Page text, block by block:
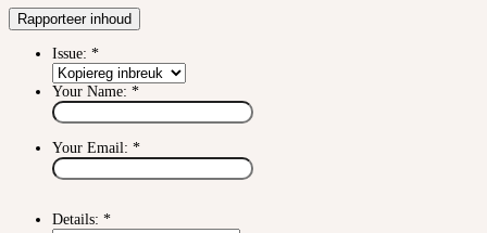
Rapporteer inhoud
Issue: *
Your Name: *
Your Email: *
Details: *